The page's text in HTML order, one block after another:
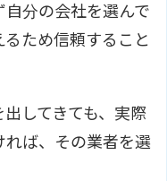
分の会社を選んで
ため信頼すること
してきても、実際
れば、その業者を選